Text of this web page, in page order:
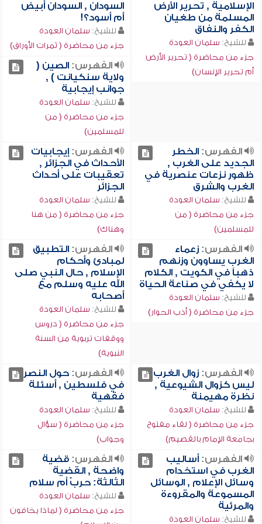
الإسلامية , تحرير الأرض
المسلمة من طغيان
الكفر والنفاق
للشيخ: سلمان العودة
جزء من محاضرة ( تحرير الأرض
أم تحرير الإنسان)
السودان , السودان أبيض
أم أسود؟!
للشيخ: سلمان العودة
جزء من محاضرة ( ثمرات الأوراق)
الفهرس:الصين (
ولاية سنكيانت ) ,
جوانب إيجابية
للشيخ: سلمان العودة
جزء من محاضرة ( من
للمسلمين)
الفهرس:الخطر
الجديد على الغرب ,
ظهور نزعات عنصرية في
الغرب والشرق
للشيخ: سلمان العودة
جزء من محاضرة ( من
للمسلمين)
الفهرس:إيجابيات
الأحداث في الجزائر ,
تعقيبات على أحداث
الجزائر
للشيخ: سلمان العودة
جزء من محاضرة ( من هنا
وهناك)
الفهرس:زعماء
الغرب يساوون وزنهم
ذهباً في الكويت , الكلام
لا يكفي في صناعة الحياة
للشيخ: سلمان العودة
جزء من محاضرة ( أدب الحوار)
الفهرس:التطبيق
لمبادئ وأحكام
الإسلام , حال النبي صلى
الله عليه وسلم مع
أصحابه
للشيخ: سلمان العودة
جزء من محاضرة ( دروس
ووقفات تربوية من السنة
النبوية)
الفهرس:زوال الغرب
ليس كزوال الشيوعية ,
نظرة مهيمنة
للشيخ: سلمان العودة
جزء من محاضرة ( لقاء مفتوح
بجامعة الإمام بالقصيم)
الفهرس:حول النصر
في فلسطين , أسئلة
فقهية
للشيخ: سلمان العودة
جزء من محاضرة ( سؤال
وجواب)
الفهرس:أساليب
الغرب في استخدام
وسائل الإعلام , الوسائل
المسموعة والمقروءة
والمرئية
للشيخ: سلمان العودة
الفهرس:قضية
واضحة , القضية
الثالثة: حربٌ أم سلام
للشيخ: سلمان العودة
جزء من محاضرة ( لماذا يخافون